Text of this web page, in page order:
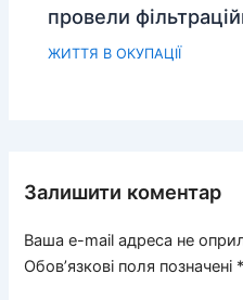
провели
ЖИТТЯ В ОКУПАЦІЇ
Залишити коментар
Ваша e-mail адреса не
Обов’язкові поля позначені *